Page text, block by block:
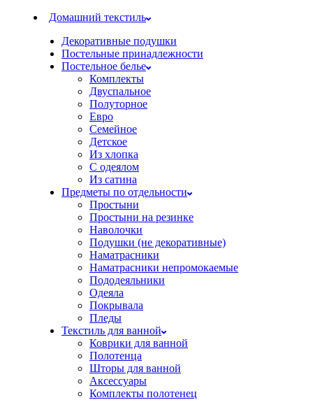
Домашний текстиль
Декоративные подушки
Постельные принадлежности
Постельное белье
Комплекты
Двуспальное
Полуторное
Евро
Семейное
Детское
Из хлопка
С одеялом
Из сатина
Предметы по отдельности
Простыни
Простыни на резинке
Наволочки
Подушки (не декоративные)
Наматрасники
Наматрасники непромокаемые
Пододеяльники
Одеяла
Покрывала
Пледы
Текстиль для ванной
Коврики для ванной
Полотенца
Шторы для ванной
Аксессуары
Комплекты полотенец